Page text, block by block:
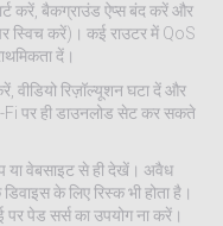
करें, बैकग्राउंड ऐप्स बंद करें और
स्विच करें)। कई राउटर में QoS
दें।
वीडियो रिज़ॉल्यूशन घटा दें और
पर ही डाउनलोड सेट कर सकते
या वेबसाइट से ही देखें। अवैध
के लिए रिस्क भी होता है।
पर पेड सर्स का उपयोग ना करें।